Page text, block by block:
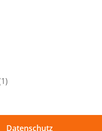
11
Datenschutz